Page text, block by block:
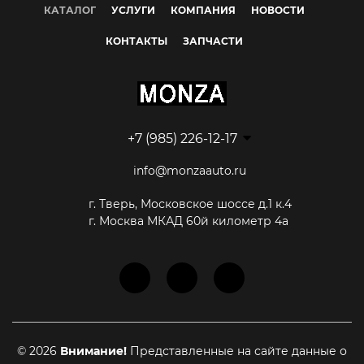
Наружное зеркало с электро регулировкой и
Память сиденья водителя и пассажира
КАТАЛОГ УСЛУГИ КОМПАНИЯ НОВОСТИ
КОНТАКТЫ ЗАПЧАСТИ
+7 (985) 226-12-17
info@monzaauto.ru
г. Тверь, Московское шоссе д.1 к.4
г. Москва МКАД 60й километр 4а
© 2026 Внимание! Представленные на сайте данные о